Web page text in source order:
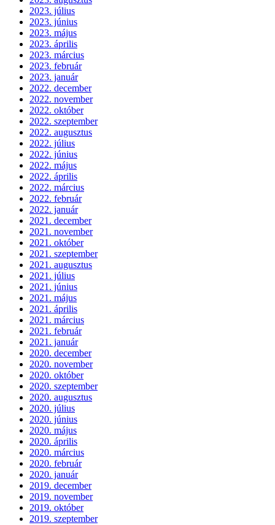
2023. július
2023. június
2023. május
2023. április
2023. március
2023. február
2023. január
2022. december
2022. november
2022. október
2022. szeptember
2022. augusztus
2022. július
2022. június
2022. május
2022. április
2022. március
2022. február
2022. január
2021. december
2021. november
2021. október
2021. szeptember
2021. augusztus
2021. július
2021. június
2021. május
2021. április
2021. március
2021. február
2021. január
2020. december
2020. november
2020. október
2020. szeptember
2020. augusztus
2020. július
2020. június
2020. május
2020. április
2020. március
2020. február
2020. január
2019. december
2019. november
2019. október
2019. szeptember